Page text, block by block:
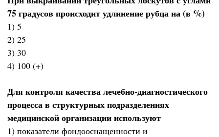
75 градусов происходит удлинение рубца на (в %)
1) 5
2) 25
3) 30
4) 100 (+)
Для контроля качества лечебно-диагностического
процесса в структурных подразделениях
медицинской организации используют
1) показатели фондооснащенности и